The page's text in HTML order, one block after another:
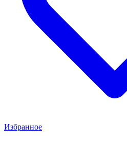
Избранное